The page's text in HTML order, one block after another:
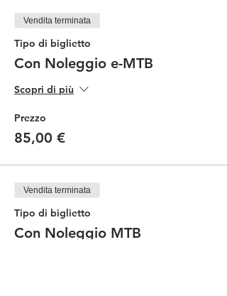
Vendita terminata
Tipo di biglietto
Con Noleggio e-MTB
Scopri di più
Prezzo
85,00 €
Vendita terminata
Tipo di biglietto
Con Noleggio MTB